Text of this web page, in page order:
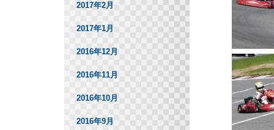
2017年2月
2017年1月
2016年12月
2016年11月
2016年10月
2016年9月